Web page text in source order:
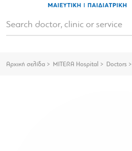
Αρχική σελίδα MITERA Hospital Doctors